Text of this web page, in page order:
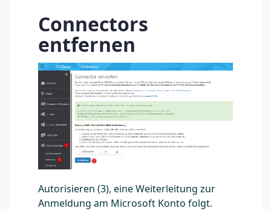
Connectors
entfernen
Autorisieren (3), eine Weiterleitung zur
Anmeldung am Microsoft Konto folgt.